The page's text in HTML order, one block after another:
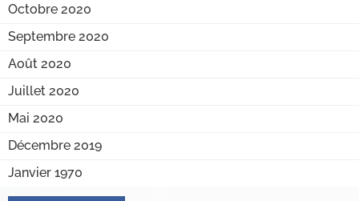
Octobre 2020
Septembre 2020
Août 2020
Juillet 2020
Mai 2020
Décembre 2019
Janvier 1970